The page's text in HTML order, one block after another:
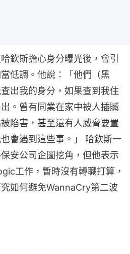
欽斯擔心身分曝光後，會引
低調。他說：「他們（黑
出我的身分，如果查到我住
。曾有同業在家中被人插贓
陷害，甚至還有人威脅要置
會遇到這些事。」 哈欽斯一
安公司企圖挖角，但他表示
工作，暫時沒有轉職打算，
如何避免WannaCry第二波